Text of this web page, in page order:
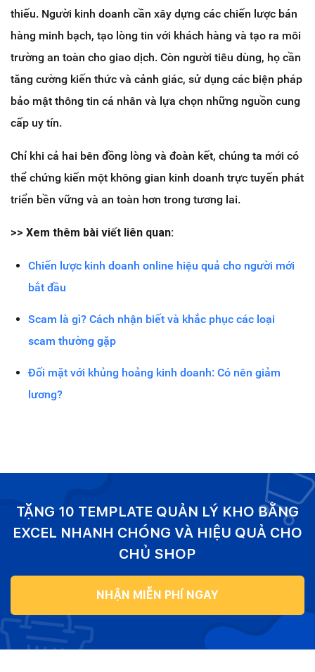
thiếu. Người kinh doanh cần xây dựng các chiến lược bán
hàng minh bạch, tạo lòng tin với khách hàng và tạo ra môi
trường an toàn cho giao dịch. Còn người tiêu dùng, họ cần
tăng cường kiến thức và cảnh giác, sử dụng các biện pháp
bảo mật thông tin cá nhân và lựa chọn những nguồn cung
cấp uy tín.
Chỉ khi cả hai bên đồng lòng và đoàn kết, chúng ta mới có
thể chứng kiến một không gian kinh doanh trực tuyến phát
triển bền vững và an toàn hơn trong tương lai.
>> Xem thêm bài viết liên quan:
Chiến lược kinh doanh online hiệu quả cho người mới
bắt đầu
Scam là gì? Cách nhận biết và khắc phục các loại
scam thường gặp
Đối mặt với khủng hoảng kinh doanh: Có nên giảm
lương?
TẶNG 10 TEMPLATE QUẢN LÝ KHO BẰNG
EXCEL NHANH CHÓNG VÀ HIỆU QUẢ CHO
CHỦ SHOP
NHẬN MIỄN PHÍ NGAY